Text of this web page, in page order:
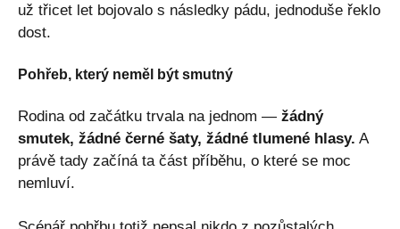
už třicet let bojovalo s následky pádu, jednoduše řeklo
dost.
Pohřeb, který neměl být smutný
Rodina od začátku trvala na jednom — žádný
smutek, žádné černé šaty, žádné tlumené hlasy. A
právě tady začíná ta část příběhu, o které se moc
nemluví.